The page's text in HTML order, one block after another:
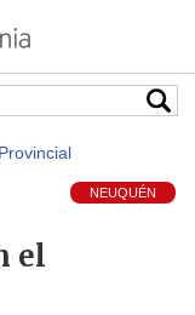
NEUQUÉN
el